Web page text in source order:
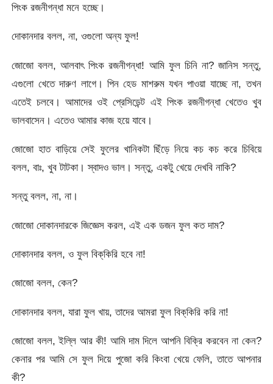
পিংক রজনীগন্ধা মনে হচ্ছে।
দোকানদার বলল, না, ওগুলো অন্য ফুল!
জোজো বলল, আলবাৎ পিংক রজনীগন্ধা! আমি ফুল চিনি না? জানিস সন্তু,
এগুলো খেতে দারুণ লাগে। পিন হেড মাশরুম যখন পাওয়া যাচ্ছে না, তখন
এতেই চলবে। আমাদের ওই প্রেসিডেন্ট এই পিংক রজনীগন্ধা খেতেও খুব
ভালবাসেন। এতেও আমার কাজ হয়ে যাবে।
জোজো হাত বাড়িয়ে সেই ফুলের খানিকটা ছিঁড়ে নিয়ে কচ কচ করে চিবিয়ে
বলল, বাঃ, খুব টাটকা। স্বাদও ভাল। সন্তু, একটু খেয়ে দেখবি নাকি?
সন্তু বলল, না, না।
জোজো দোকানদারকে জিজ্ঞেস করল, এই এক ডজন ফুল কত দাম?
দোকানদার বলল, ও ফুল বিক্‌কিরি হবে না!
জোজো বলল, কেন?
দোকানদার বলল, যারা ফুল খায়, তাদের আমরা ফুল বিক্‌কিরি করি না!
জোজো বলল, ইল্লি আর কী! আমি দাম দিলে আপনি বিক্রি করবেন না কেন?
কেনার পর আমি সে ফুল দিয়ে পুজো করি কিংবা খেয়ে ফেলি, তাতে আপনার
কী?